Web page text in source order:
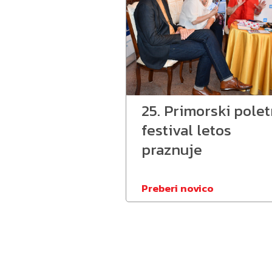
25. Primorski
festival letos
praznuje
Preberi novico